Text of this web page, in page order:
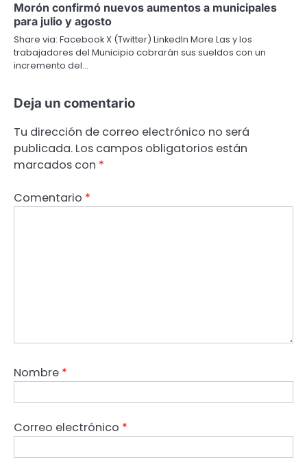
Morón confirmó nuevos aumentos a municipales
para julio y agosto
Share via: Facebook X (Twitter) LinkedIn More Las y los
trabajadores del Municipio cobrarán sus sueldos con un
incremento del…
Deja un comentario
Tu dirección de correo electrónico no será
publicada. Los campos obligatorios están
marcados con *
Comentario *
Nombre *
Correo electrónico *